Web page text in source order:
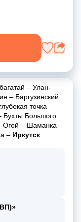
– Улан-
– Баргузинский
точка
Бухты Большого
Огой – Шаманка
– Иркутск